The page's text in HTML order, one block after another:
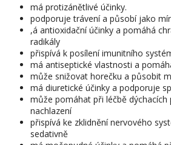
má protizánětlivé účinky.
podporuje trávení a působí jako
,á antioxidační účinky a pomáhá
radikály
přispívá k posílení imunitního
má antiseptické vlastnosti a
může snižovat horečku a působit
má diuretické účinky a podporuje
může pomáhat při léčbě
nachlazení
přispívá ke zklidnění nervového
sedativně